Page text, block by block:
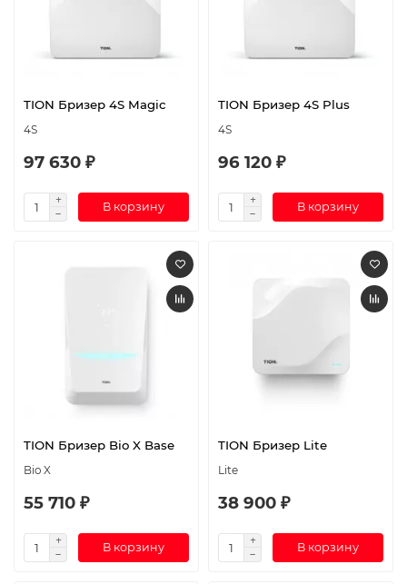
TION Бризер 4S Magic
4S
97 630 ₽
В корзину
TION Бризер 4S Plus
4S
96 120 ₽
В корзину
TION Бризер Bio X Base
Bio X
55 710 ₽
В корзину
TION Бризер Lite
Lite
38 900 ₽
В корзину